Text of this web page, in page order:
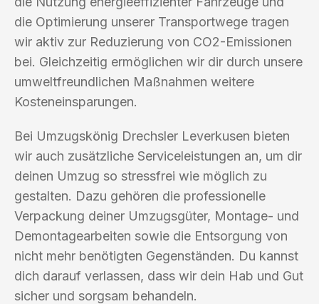
die Optimierung unserer Transportwege tragen
wir aktiv zur Reduzierung von CO2-Emissionen
bei. Gleichzeitig ermöglichen wir dir durch unsere
umweltfreundlichen Maßnahmen weitere
Kosteneinsparungen.
Bei Umzugskönig Drechsler Leverkusen bieten
wir auch zusätzliche Serviceleistungen an, um dir
deinen Umzug so stressfrei wie möglich zu
gestalten. Dazu gehören die professionelle
Verpackung deiner Umzugsgüter, Montage- und
Demontagearbeiten sowie die Entsorgung von
nicht mehr benötigten Gegenständen. Du kannst
dich darauf verlassen, dass wir dein Hab und Gut
sicher und sorgsam behandeln.